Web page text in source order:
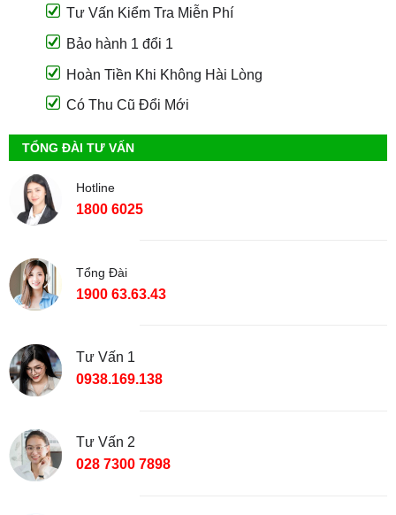
Tư Vấn Kiểm Tra Miễn Phí
Bảo hành 1 đổi 1
Hoàn Tiền Khi Không Hài Lòng
Có Thu Cũ Đổi Mới
TỔNG ĐÀI TƯ VẤN
Hotline
1800 6025
Tổng Đài
1900 63.63.43
Tư Vấn 1
0938.169.138
Tư Vấn 2
028 7300 7898